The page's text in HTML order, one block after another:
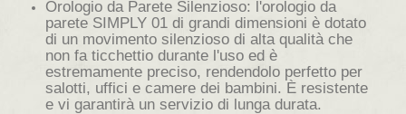
Orologio da Parete Silenzioso: l'orologio da
parete SIMPLY 01 di grandi dimensioni è dotato
di un movimento silenzioso di alta qualità che
non fa ticchettio durante l'uso ed è
estremamente preciso, rendendolo perfetto per
salotti, uffici e camere dei bambini. È resistente
e vi garantirà un servizio di lunga durata.